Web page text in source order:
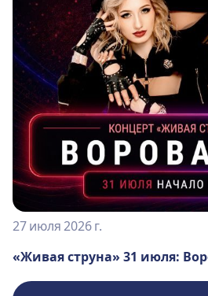
27 июля 2026 г.
«Живая струна» 31 июля: